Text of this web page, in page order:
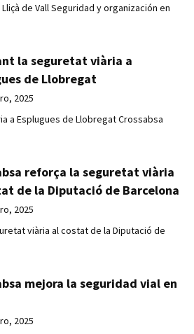
de Vall Seguridad y organización en
la seguretat viària a
de Llobregat
2025
a Esplugues de Llobregat Crossabsa
reforça la seguretat viària
de la Diputació de Barcelona
2025
viària al costat de la Diputació de
mejora la seguridad vial en
2025